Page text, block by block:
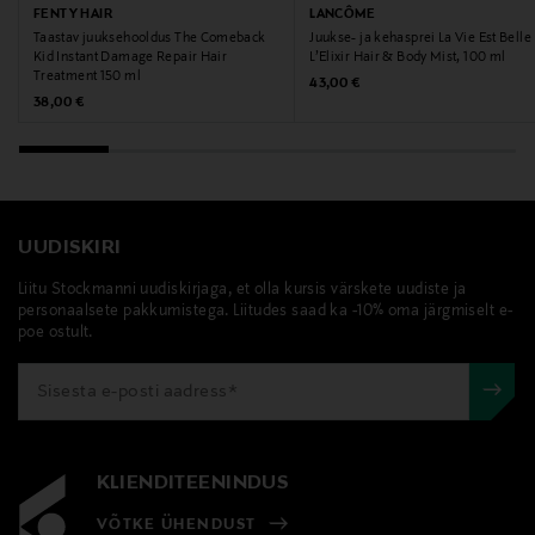
customerservice@drmartens.com
Märksõnad
militaarse stiiliga saapad, roomiktallaga saapad,
FENTY HAIR
Taastav juuksehooldus The Comeback
Kid Instant Damage Repair Hair
Treatment 150 ml
Original Price
38,00 €
LANCÔME
Juukse- ja kehasprei La Vie Est Belle
L’Elixir Hair & Body Mist, 100 ml
Original Price
43,00 €
UUDISKIRI
Liitu Stockmanni uudiskirjaga, et olla kursis värskete uudiste ja
personaalsete pakkumistega. Liitudes saad ka -10% oma järgmiselt e-
poe ostult.
KLIENDITEENINDUS
VÕTKE ÜHENDUST